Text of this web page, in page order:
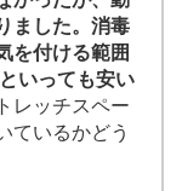
ました。消毒
を付ける範囲
いっても安い
レッチスペー
ているかどう